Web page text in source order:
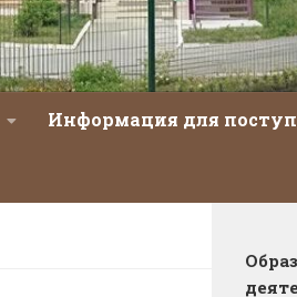
Информация для